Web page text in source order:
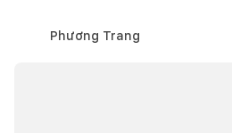
Phương Trang